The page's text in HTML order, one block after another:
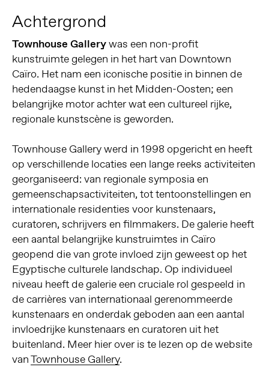
Achtergrond
Townhouse Gallerywas een non-profit
kunstruimte gelegen in het hart van Downtown
Caïro. Het nam een iconische positie in binnen de
hedendaagse kunst in het Midden-Oosten; een
belangrijke motor achter wat een cultureel rijke,
regionale kunstscène is geworden.
Townhouse Gallery werd in 1998 opgericht en heeft
op verschillende locaties een lange reeks activiteiten
georganiseerd: van regionale symposia en
gemeenschapsactiviteiten, tot tentoonstellingen en
internationale residenties voor kunstenaars,
curatoren, schrijvers en filmmakers. De galerie heeft
een aantal belangrijke kunstruimtes in Caïro
geopend die van grote invloed zijn geweest op het
Egyptische culturele landschap. Op individueel
niveau heeft de galerie een cruciale rol gespeeld in
de carrières van internationaal gerenommeerde
kunstenaars en onderdak geboden aan een aantal
invloedrijke kunstenaars en curatoren uit het
buitenland. Meer hier over is te lezen op de website
vanTownhouse Gallery.